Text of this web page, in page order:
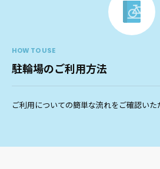
HOW TO USE
駐輪場のご利用方法
ご利用についての簡単な流れをご確認いた